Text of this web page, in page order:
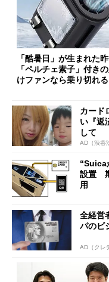
「酷暑日」が生まれた
「ペルチェ素子」付き
けファンなら乗り切れる
カード
い『返
して
AD（渋谷
“Suica
設置
用
全経営
パのビ
AD（クレ